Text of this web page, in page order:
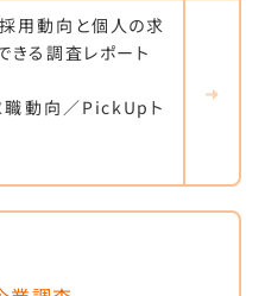
用動向と個人の求
る調査レポート
動向／PickUpト